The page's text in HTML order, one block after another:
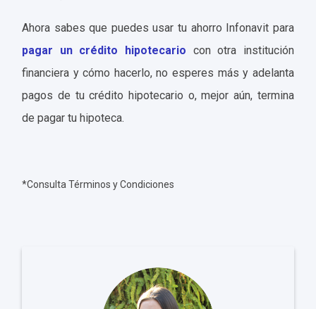
Ahora sabes que puedes usar tu ahorro Infonavit para
pagar un crédito hipotecario con otra institución
financiera y cómo hacerlo, no esperes más y adelanta
pagos de tu crédito hipotecario o, mejor aún, termina
de pagar tu hipoteca.
*Consulta Términos y Condiciones